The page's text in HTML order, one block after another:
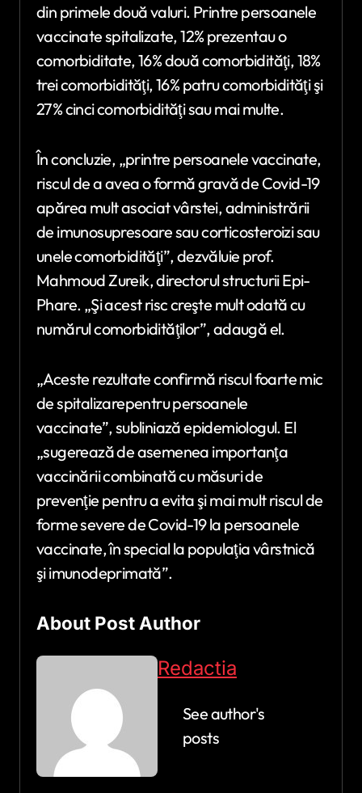
din primele două valuri. Printre persoanele
vaccinate spitalizate, 12% prezentau o
comorbiditate, 16% două comorbidităţi, 18%
trei comorbidităţi, 16% patru comorbidităţi şi
27% cinci comorbidităţi sau mai multe.
În concluzie, „printre persoanele vaccinate,
riscul de a avea o formă gravă de Covid-19
apărea mult asociat vârstei, administrării
de imunosupresoare sau corticosteroizi sau
unele comorbidităţi”, dezvăluie prof.
Mahmoud Zureik, directorul structurii Epi-
Phare. „Şi acest risc creşte mult odată cu
numărul comorbidităţilor”, adaugă el.
„Aceste rezultate confirmă riscul foarte mic
de spitalizarepentru persoanele
vaccinate”, subliniază epidemiologul. El
„sugerează de asemenea importanţa
vaccinării combinată cu măsuri de
prevenţie pentru a evita şi mai mult riscul de
forme severe de Covid-19 la persoanele
vaccinate, în special la populaţia vârstnică
şi imunodeprimată”.
About Post Author
Redactia
See author's
posts